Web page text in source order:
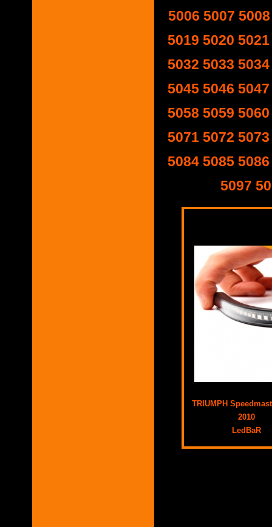
5006 5007 5008
5019 5020 5021
5032 5033 5034
5045 5046 5047
5058 5059 5060
5071 5072 5073
5084 5085 5086
5097
TRIUMPH
2010
LedBaR